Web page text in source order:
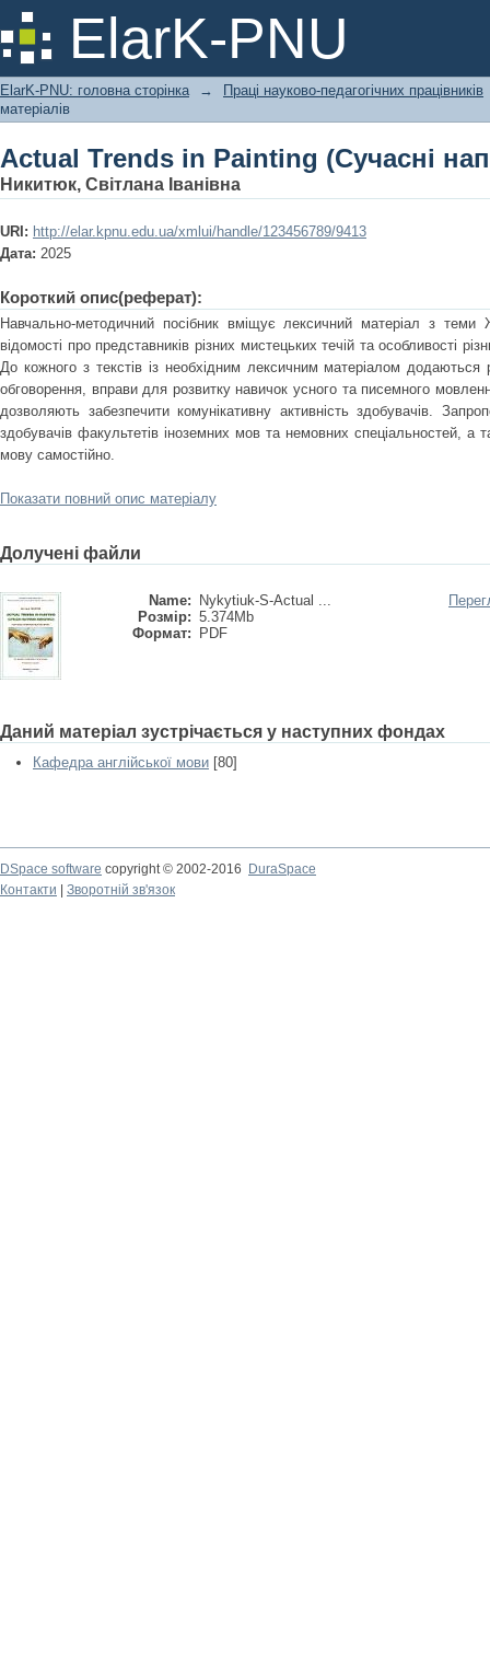
ElarK-PNU
Actual Trends in Painting (Сучасні
ElarK-PNU: головна сторінка →
Праці науково-педагогічних працівників
матеріалів
Actual Trends in Painting (Сучасні
Никитюк, Світлана Іванівна
URI: http://elar.kpnu.edu.ua/xmlui/handle/123456789/9413
Дата: 2025
Короткий опис(реферат):
Навчально-методичний посібник вміщує лексичний матеріал з теми
відомості про представників різних мистецьких течій та особливості
До кожного з текстів із необхідним лексичним матеріалом додаються
обговорення, вправи для розвитку навичок усного та писемного
дозволяють забезпечити комунікативну активність здобувачів.
здобувачів факультетів іноземних мов та немовних спеціальностей, а
мову самостійно.
Показати повний опис матеріалу
Долучені файли
Name:
Nykytiuk-S-Actual ...
Розмір: 5.374Mb
Формат:
PDF
Даний матеріал зустрічається у наступних фондах
Кафедра англійської мови [80]
DSpace software copyright © 2002-2016
DuraSpace
Контакти
Зворотній зв'язок